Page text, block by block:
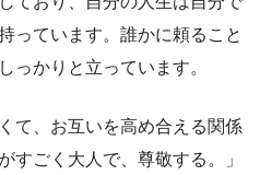
っています。誰かに頼ること
っかりと立っています。
て、お互いを高め合える関係
すごく大人で、尊敬する。」